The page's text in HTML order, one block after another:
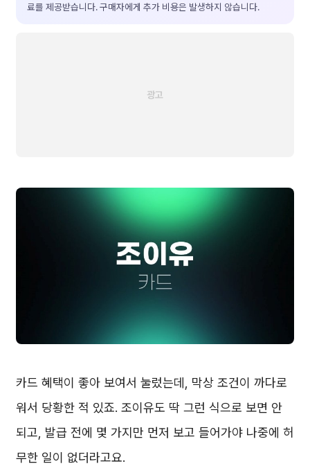
료를 제공받습니다. 구매자에게 추가 비용은 발생하지 않습니다.
카드 혜택이 좋아 보여서 눌렀는데, 막상 조건이 까다로
워서 당황한 적 있죠. 조이유도 딱 그런 식으로 보면 안
되고, 발급 전에 몇 가지만 먼저 보고 들어가야 나중에 허
무한 일이 없더라고요.